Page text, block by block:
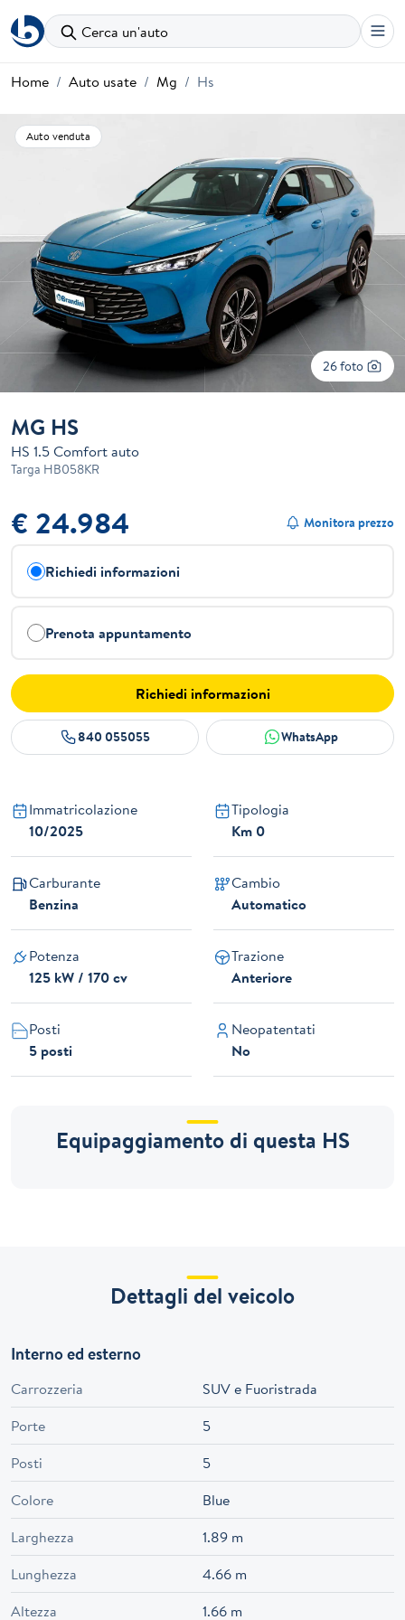
Cerca un'auto
Home Auto usate Mg Hs
Auto venduta
26 foto
MG HS
HS 1.5 Comfort auto
Targa HB058KR
€ 24.984 Monitora prezzo
Richiedi informazioni
Prenota appuntamento
Richiedi informazioni
840 055055 WhatsApp
Immatricolazione
10/2025
Tipologia
Km 0
Carburante
Benzina
Cambio
Automatico
Potenza
125 kW / 170 cv
Trazione
Anteriore
Posti
5 posti
Neopatentati
No
Equipaggiamento di questa HS
Dettagli del veicolo
Interno ed esterno
Carrozzeria
SUV e Fuoristrada
Porte
5
Posti
5
Colore
Blue
Larghezza
1.89 m
Lunghezza
4.66 m
Altezza
1.66 m